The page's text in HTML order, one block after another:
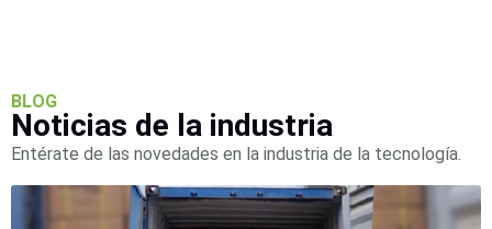
Videograbadoras
Móviles,
Cams y
BLOG
Noticias de la industria
Entérate de las novedades en la industria de la tecnología.